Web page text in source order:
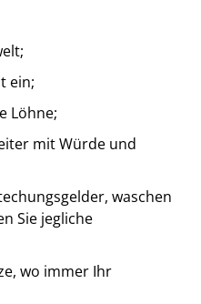
ein;
Löhne;
mit Würde und
waschen
Sie jegliche
wo immer Ihr